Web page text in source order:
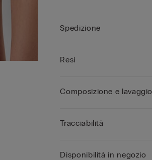
Spedizione
Resi
Composizione e lavaggio
Tracciabilità
Disponibilità in negozio